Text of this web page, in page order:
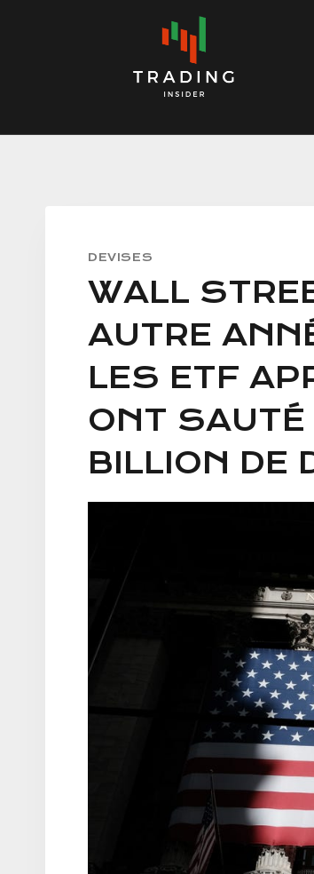
DEVISES
WALL
AUTRE
LES ETF
ONT SAUTÉ
BILLION DE